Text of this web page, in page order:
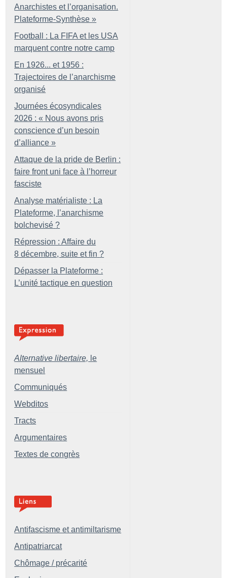
Anarchistes et l’organisation.
Plateforme-Synthèse »
Football : La FIFA et les USA
marquent contre notre camp
En 1926... et 1956 :
Trajectoires de l’anarchisme
organisé
Journées écosyndicales
2026 : « Nous avons pris
conscience d’un besoin
d’alliance »
Attaque de la pride de Berlin :
faire front uni face à l’horreur
fasciste
Analyse matérialiste : La
Plateforme, l’anarchisme
bolchevisé ?
Répression : Affaire du
8 décembre, suite et fin ?
Dépasser la Plateforme :
L’unité tactique en question
Alternative libertaire, le
mensuel
Communiqués
Webditos
Tracts
Argumentaires
Textes de congrès
Antifascisme et antimiltarisme
Antipatriarcat
Chômage / précarité